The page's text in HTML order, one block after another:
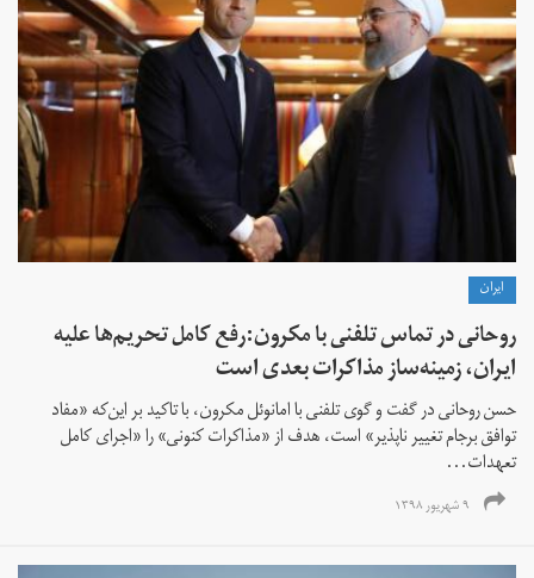
ايران
روحانی در تماس تلفنی با مکرون:رفع کامل تحریم‌ها علیه
ایران، زمینه‌ساز مذاکرات بعدی است
حسن روحانی در گفت و گوی تلفنی با امانوئل مکرون، با تاکید بر این‌که «مفاد
توافق برجام تغییر ناپذیر» است، هدف از «مذاکرات کنونی» را «اجرای کامل
تعهدات...
۹ شهریور ۱۳۹۸